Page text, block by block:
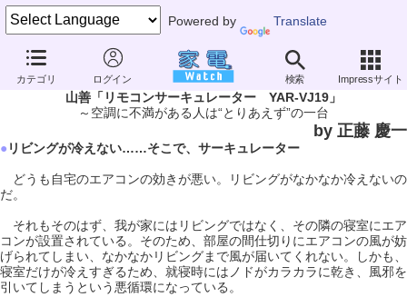
Powered by Translate
カテゴリ ログイン 検索 Impressサイト
家電製品ミニレビュー
山善「リモコンサーキュレーター YAR-VJ19」
～空調に不満がある人は“とりあえず”の一台
by 正藤 慶一
● リビングが冷えない……そこで、サーキュレーター
どうも自宅のエアコンの効きが悪い。リビングがなかなか冷えないの
だ。
それもそのはず、我が家にはリビングではなく、その隣の寝室にエア
コンが設置されている。そのため、部屋の間仕切りにエアコンの風が妨
げられてしまい、なかなかリビングまで風が届いてくれない。しかも、
寝室だけが冷えすぎるため、就寝時にはノドがカラカラに乾き、風邪を
引いてしまうという悪循環になっている。